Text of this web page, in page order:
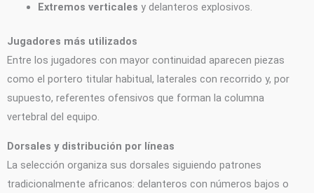
Extremos verticales y delanteros explosivos.
Jugadores más utilizados
Entre los jugadores con mayor continuidad aparecen piezas
como el portero titular habitual, laterales con recorrido y, por
supuesto, referentes ofensivos que forman la columna
vertebral del equipo.
Dorsales y distribución por líneas
La selección organiza sus dorsales siguiendo patrones
tradicionalmente africanos: delanteros con números bajos o